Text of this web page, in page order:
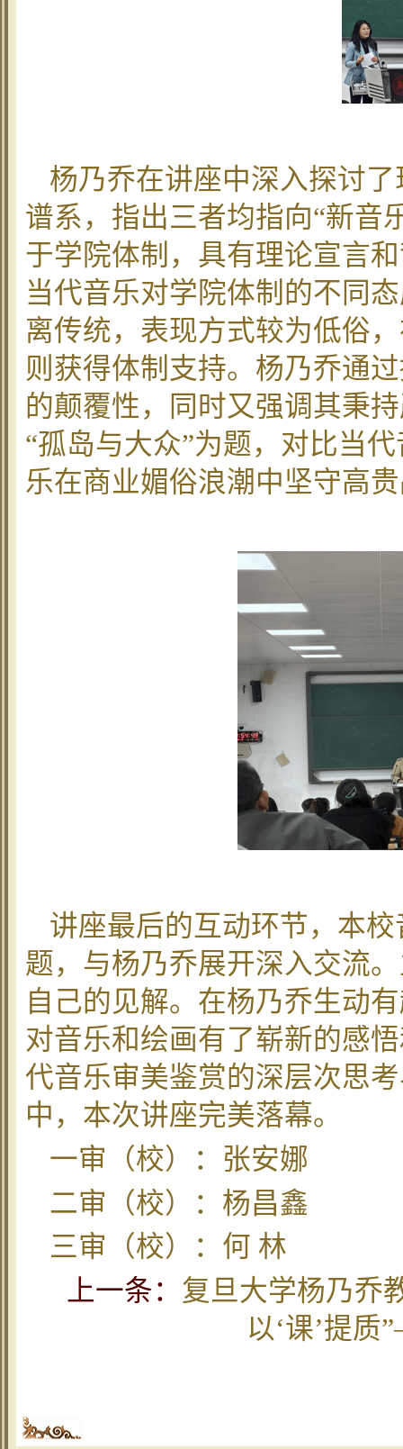
杨乃乔在讲座中深入探讨
谱系，指出三者均指向“新音
于学院体制，具有理论宣言
当代音乐对学院体制的不同
离传统，表现方式较为低俗
则获得体制支持。杨乃乔通
的颠覆性，同时又强调其秉
“孤岛与大众”为题，对比当
乐在商业媚俗浪潮中坚守高
讲座最后的互动环节，本
题，与杨乃乔展开深入交流
自己的见解。在杨乃乔生动
对音乐和绘画有了崭新的感
代音乐审美鉴赏的深层次思
中，本次讲座完美落幕。
一审（校）：张安娜
二审（校）：杨昌鑫
三审（校）：何 林
上一条： 复旦大学杨乃乔
以‘课’提